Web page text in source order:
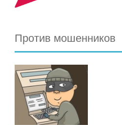
Против мошенников